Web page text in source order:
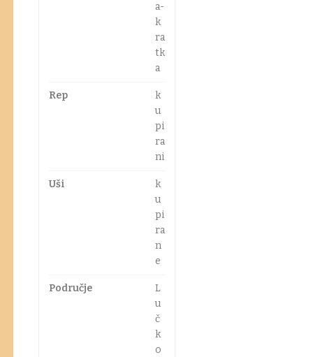
a-
k
ra
tk
a
Rep
k
u
pi
ra
ni
Uši
k
u
pi
ra
n
e
Područje
L
u
č
k
o